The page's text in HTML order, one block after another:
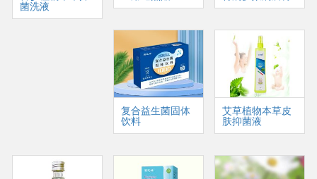
菌洗液
复合益生菌固体
饮料
艾草植物本草皮
肤抑菌液